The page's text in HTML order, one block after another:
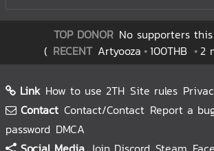
TOP DONOR No supporters
( RECENT Artyooza 100THB 2
Link How to use 2TH Site rules
Contact Contact/Contact Report a
password DMCA